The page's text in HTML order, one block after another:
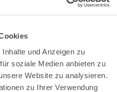
und Anzeigen zu
soziale Medien anbieten zu
Website zu analysieren.
zu Ihrer Verwendung